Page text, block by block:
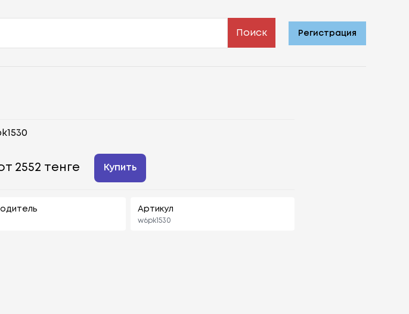
Поиск Регистрация
2552 тенге Купить
Артикул
w6pk1530